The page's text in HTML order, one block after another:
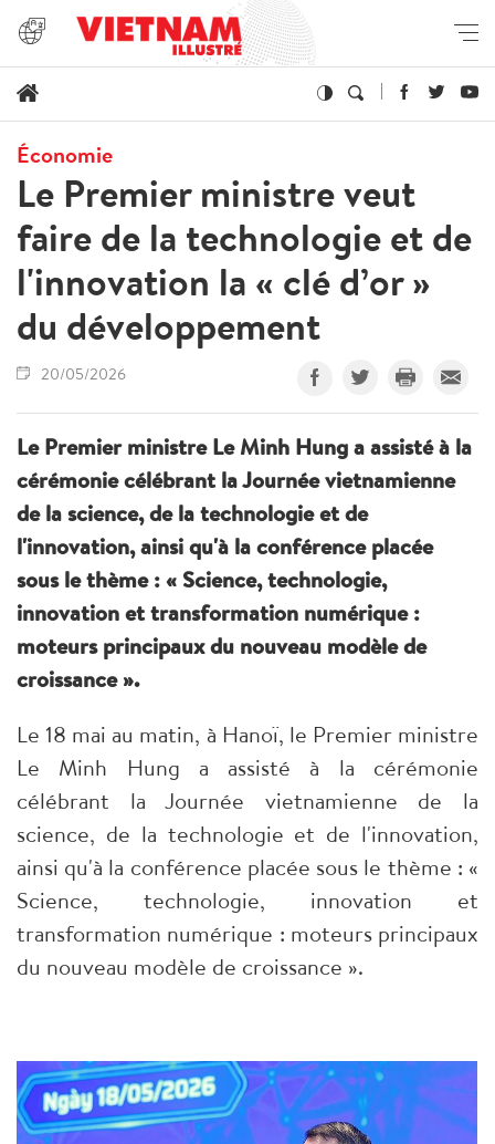
Économie
Le Premier ministre veut
faire de la technologie et de
l'innovation la « clé d’or »
du développement
20/05/2026
Le Premier ministre Le Minh Hung a assisté à la
cérémonie célébrant la Journée vietnamienne
de la science, de la technologie et de
l'innovation, ainsi qu'à la conférence placée
sous le thème : « Science, technologie,
innovation et transformation numérique :
moteurs principaux du nouveau modèle de
croissance ».
Le 18 mai au matin, à Hanoï, le Premier ministre
Le Minh Hung a assisté à la cérémonie
célébrant la Journée vietnamienne de la
science, de la technologie et de l'innovation,
ainsi qu'à la conférence placée sous le thème : «
Science, technologie, innovation et
transformation numérique : moteurs principaux
du nouveau modèle de croissance ».